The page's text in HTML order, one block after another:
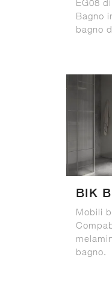
EG08
Bagno
bagno
BIK
Mobili
bagno.